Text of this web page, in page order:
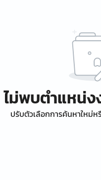
ไม่พบตำแหน่
ปรับตัวเลือกการค้นหาใหม่